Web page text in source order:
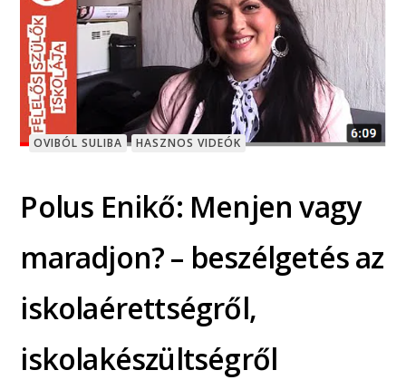
OVIBÓL SULIBA HASZNOS VIDEÓK
Polus Enikő: Menjen vagy
maradjon? – beszélgetés az
iskolaérettségről,
iskolakészültségről